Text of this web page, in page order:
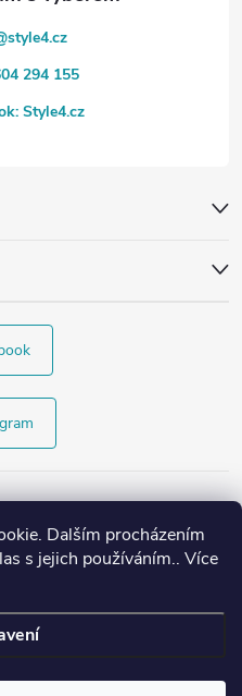
Dalším procházením
s jejich používáním.. Více
style4.cz
294 155
Style4.cz
práva vyhrazena.